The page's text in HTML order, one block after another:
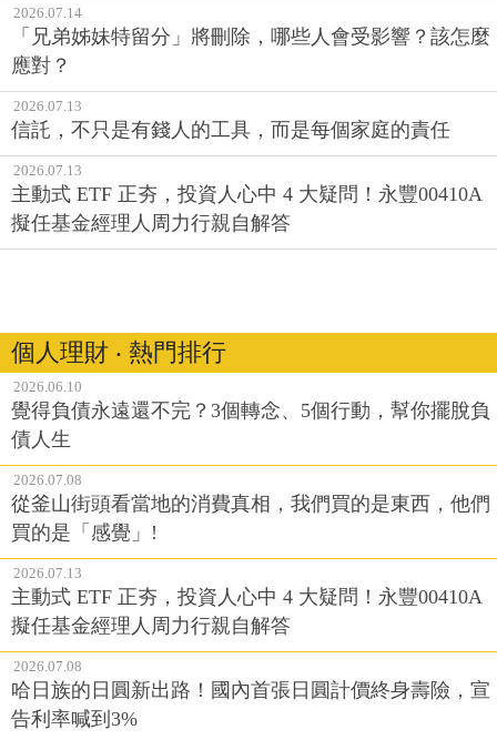
2026.07.14
「兄弟姊妹特留分」將刪除，哪些人會受影響？該怎麼
應對？
2026.07.13
信託，不只是有錢人的工具，而是每個家庭的責任
2026.07.13
主動式 ETF 正夯，投資人心中 4 大疑問！永豐00410A
擬任基金經理人周力行親自解答
個人理財 ‧ 熱門排行
2026.06.10
覺得負債永遠還不完？3個轉念、5個行動，幫你擺脫負
債人生
2026.07.08
從釜山街頭看當地的消費真相，我們買的是東西，他們
買的是「感覺」!
2026.07.13
主動式 ETF 正夯，投資人心中 4 大疑問！永豐00410A
擬任基金經理人周力行親自解答
2026.07.08
哈日族的日圓新出路！國內首張日圓計價終身壽險，宣
告利率喊到3%